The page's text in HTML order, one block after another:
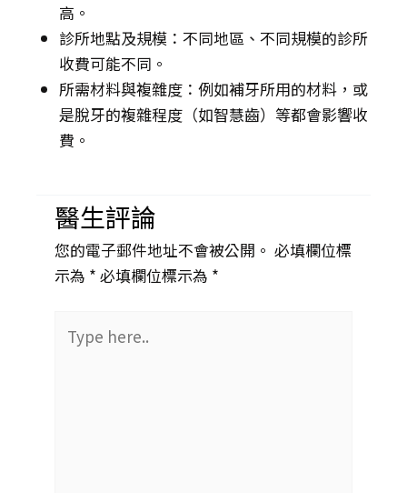
高。
診所地點及規模：不同地區、不同規模的診所
收費可能不同。
所需材料與複雜度：例如補牙所用的材料，或
是脫牙的複雜程度（如智慧齒）等都會影響收
費。
醫生評論
您的電子郵件地址不會被公開。 必填欄位標
示為 * 必填欄位標示為 *
here..